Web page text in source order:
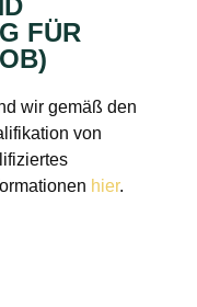
FÜR
wir gemäß den
von
hier.